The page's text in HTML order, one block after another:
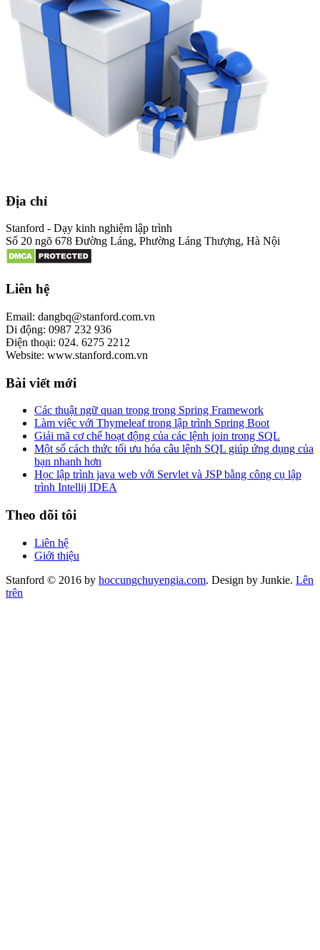
Địa chỉ
Stanford - Dạy kinh nghiệm lập trình
Số 20 ngõ 678 Đường Láng, Phường Láng Thượng, Hà Nội
Liên hệ
Email: dangbq@stanford.com.vn
Di động: 0987 232 936
Điện thoại: 024. 6275 2212
Website: www.stanford.com.vn
Bài viết mới
Các thuật ngữ quan trọng trong Spring Framework
Làm việc với Thymeleaf trong lập trình Spring Boot
Giải mã cơ chế hoạt động của các lệnh join trong SQL
Một số cách thức tối ưu hóa câu lệnh SQL giúp ứng dụng của
bạn nhanh hơn
Học lập trình java web với Servlet và JSP bằng công cụ lập
trình Intellij IDEA
Theo dõi tôi
Liên hệ
Giới thiệu
Stanford © 2016 by hoccungchuyengia.com. Design by Junkie. Lên
trên